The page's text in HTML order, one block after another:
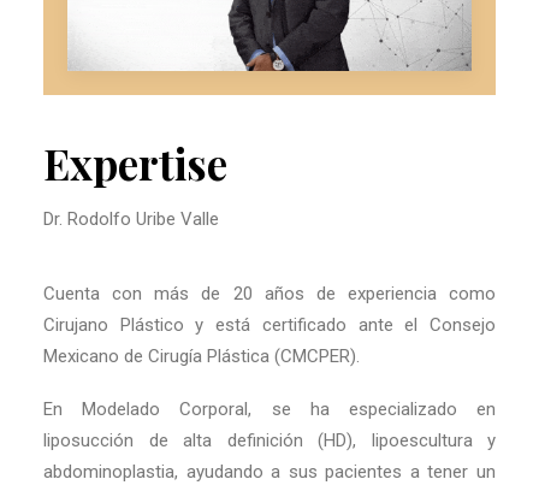
Expertise
Dr. Rodolfo Uribe Valle
Cuenta con más de 20 años de experiencia como
Cirujano Plástico y está certificado ante el Consejo
Mexicano de Cirugía Plástica (CMCPER).
En Modelado Corporal, se ha especializado en
liposucción de alta definición (HD), lipoescultura y
abdominoplastia, ayudando a sus pacientes a tener un